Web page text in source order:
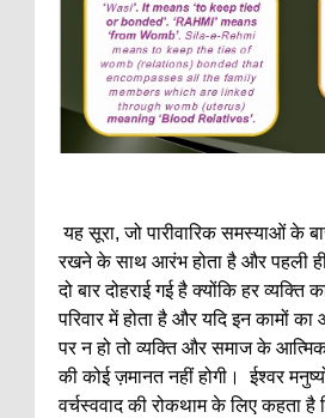
यह सूरा, जो पारीवारिक समस्याओं के
रखने के साथ आरंभ होता है और पहली
दो बार दोहराई गई है क्योंकि हर व्यक्ति
परिवार में होता है और यदि इन कामों
पर न हो तो व्यक्ति और समाज के
की कोई ज़मानत नहीं होगी। ईश्वर
वर्चस्ववाद की रोकथाम के लिए कहता